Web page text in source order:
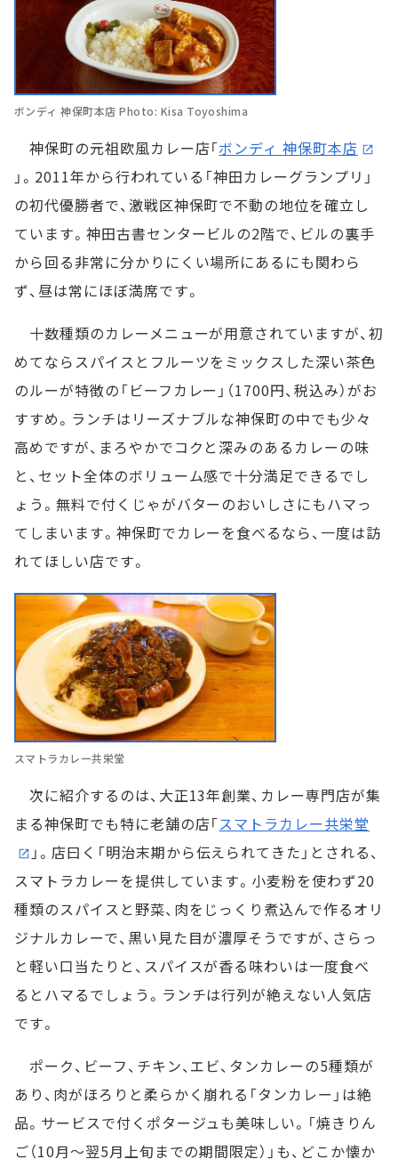
ボンディ 神保町本店 Photo: Kisa Toyoshima
神保町の元祖欧風カレー店「ボンディ 神保町本店
」。2011年から行われている「神田カレーグランプリ」
の初代優勝者で、激戦区神保町で不動の地位を確立し
ています。神田古書センタービルの2階で、ビルの裏手
から回る非常に分かりにくい場所にあるにも関わら
ず、昼は常にほぼ満席です。
十数種類のカレーメニューが用意されていますが、初
めてならスパイスとフルーツをミックスした深い茶色
のルーが特徴の「ビーフカレー」（1700円、税込み）がお
すすめ。ランチはリーズナブルな神保町の中でも少々
高めですが、まろやかでコクと深みのあるカレーの味
と、セット全体のボリューム感で十分満足できるでし
ょう。無料で付くじゃがバターのおいしさにもハマっ
てしまいます。神保町でカレーを食べるなら、一度は訪
れてほしい店です。
スマトラカレー共栄堂
次に紹介するのは、大正13年創業、カレー専門店が集
まる神保町でも特に老舗の店「スマトラカレー共栄堂
」。店曰く「明治末期から伝えられてきた」とされる、
スマトラカレーを提供しています。小麦粉を使わず20
種類のスパイスと野菜、肉をじっくり煮込んで作るオリ
ジナルカレーで、黒い見た目が濃厚そうですが、さらっ
と軽い口当たりと、スパイスが香る味わいは一度食べ
るとハマるでしょう。ランチは行列が絶えない人気店
です。
ポーク、ビーフ、チキン、エビ、タンカレーの5種類が
あり、肉がほろりと柔らかく崩れる「タンカレー」は絶
品。サービスで付くポタージュも美味しい。「焼きりん
ご（10月～翌5月上旬までの期間限定）」も、どこか懐か